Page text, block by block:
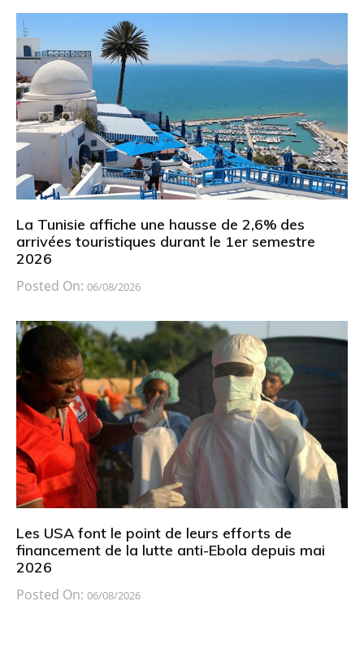
La Tunisie affiche une hausse de 2,6% des
arrivées touristiques durant le 1er semestre
2026
Posted On: 06/08/2026
Les USA font le point de leurs efforts de
financement de la lutte anti-Ebola depuis mai
2026
Posted On: 06/08/2026